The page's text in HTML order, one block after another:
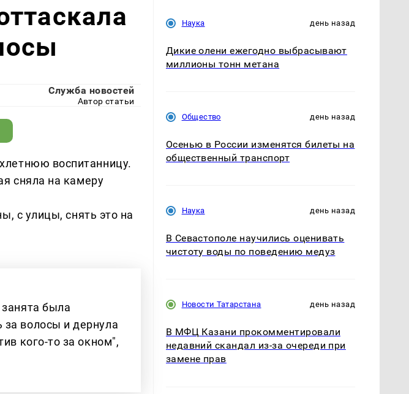
Служба новостей
Автор статьи
воспитанницу.
сняла на камеру
с улицы, снять это на
была
волосы и дернула
кого-то за окном",
Наука день назад
Дикие олени ежегодно выбрасывают
миллионы тонн метана
Общество день назад
Осенью в России изменятся билеты на
общественный транспорт
Наука день назад
В Севастополе научились оценивать
чистоту воды по поведению медуз
Новости Татарстана день назад
В МФЦ Казани прокомментировали
недавний скандал из-за очереди при
замене прав